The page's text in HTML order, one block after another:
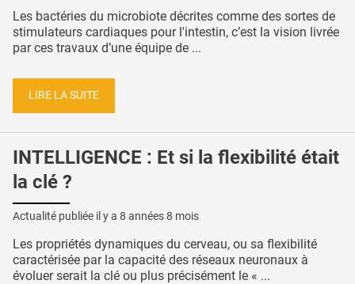
Les bactéries du microbiote décrites comme des sortes de
stimulateurs cardiaques pour l'intestin, c’est la vision livrée
par ces travaux d’une équipe de ...
LIRE LA SUITE
INTELLIGENCE : Et si la flexibilité était
la clé ?
Actualité publiée il y a 8 années 8 mois
Les propriétés dynamiques du cerveau, ou sa flexibilité
caractérisée par la capacité des réseaux neuronaux à
évoluer serait la clé ou plus précisément le « ...